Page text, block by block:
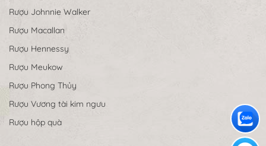
Rượu Johnnie Walker
Rượu Macallan
Rượu Hennessy
Rượu Meukow
Rượu Phong Thủy
Rượu Vương tài kim ngưu
Rượu hộp quà